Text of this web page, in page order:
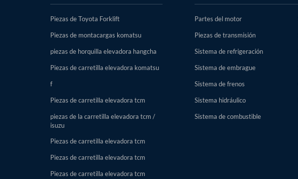
Piezas de Toyota Forklift
Piezas de montacargas komatsu
piezas de horquilla elevadora hangcha
Piezas de carretilla elevadora komatsu
f
Piezas de carretilla elevadora tcm
piezas de la carretilla elevadora tcm /
isuzu
Piezas de carretilla elevadora tcm
Piezas de carretilla elevadora tcm
Piezas de carretilla elevadora tcm
Partes del motor
Piezas de transmisión
Sistema de refrigeración
Sistema de embrague
Sistema de frenos
Sistema hidráulico
Sistema de combustible